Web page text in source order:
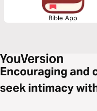
Bible App
Encouraging and
seek intimacy